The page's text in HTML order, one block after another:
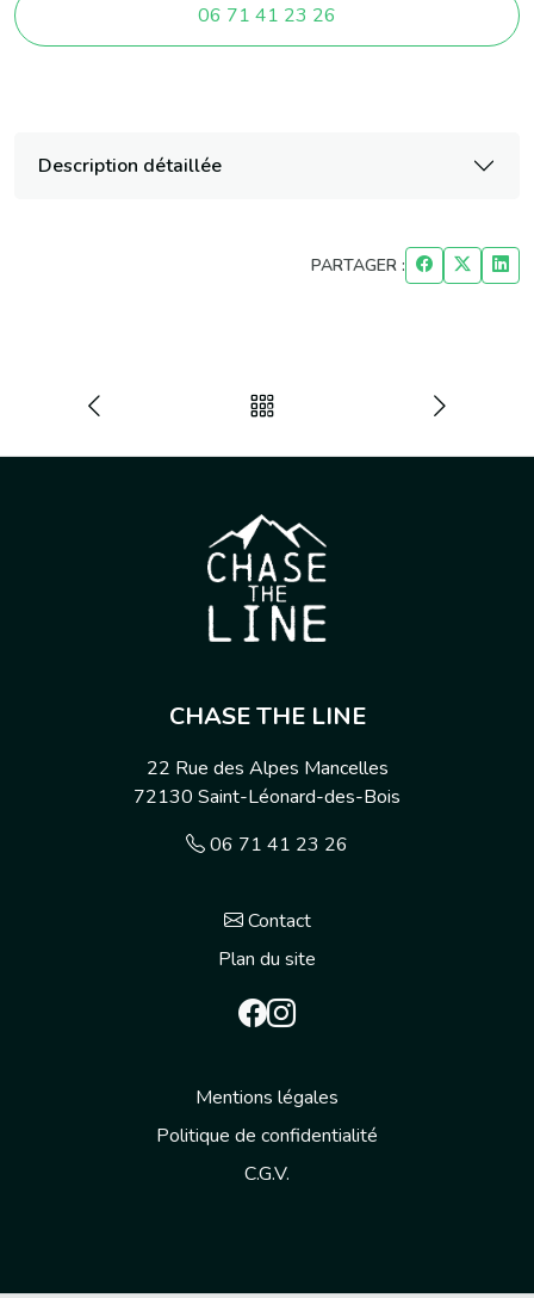
06 71 41 23 26
Description détaillée
PARTAGER :
CHASE THE LINE
22 Rue des Alpes Mancelles
72130 Saint-Léonard-des-Bois
06 71 41 23 26
Contact
Plan du site
Mentions légales
Politique de confidentialité
C.G.V.